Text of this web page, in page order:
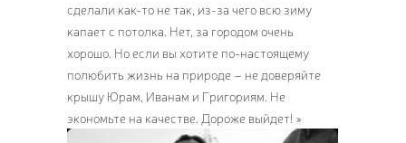
сделали как-то не так, из-за чего всю зиму
капает с потолка. Нет, за городом очень
хорошо. Но если вы хотите по-настоящему
полюбить жизнь на природе – не доверяйте
крышу Юрам, Иванам и Григориям. Не
экономьте на качестве. Дороже выйдет! »